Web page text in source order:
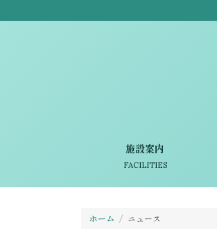
施設案内
FACILITIES
ホーム ニュース